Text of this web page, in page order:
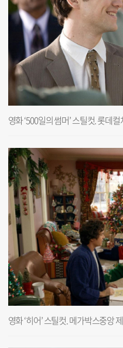
영화 ‘500일의 썸머’ 스틸컷. 롯데
영화 ‘히어’ 스틸컷. 메가박스중앙